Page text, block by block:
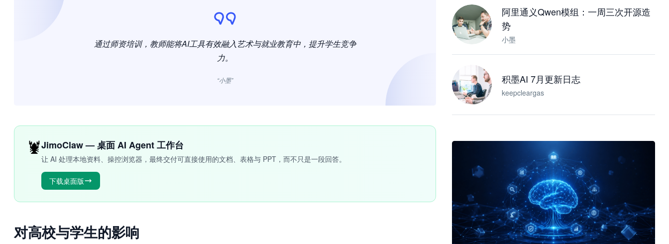
通过师资培训，教师能将AI工具有效融入艺术与就业教育中，提升学生竞争
力。
“小墨”
🦞JimoClaw — 桌面 AI Agent 工作台
让 AI 处理本地资料、操控浏览器，最终交付可直接使用的文档、表格与 PPT，而不只是一段回答。
下载桌面版
对高校与学生的影响
阿里通义Qwen模组：一周三次开源造
势
小墨
积墨AI 7月更新日志
keepcleargas